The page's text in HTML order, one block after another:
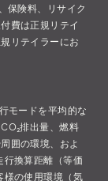
保険料、リサイク
費は正規リテイ
リテイラーにお
モードを平均的な
排出量、燃料
囲の環境、およ
換算距離（等価
様の使用環境（気